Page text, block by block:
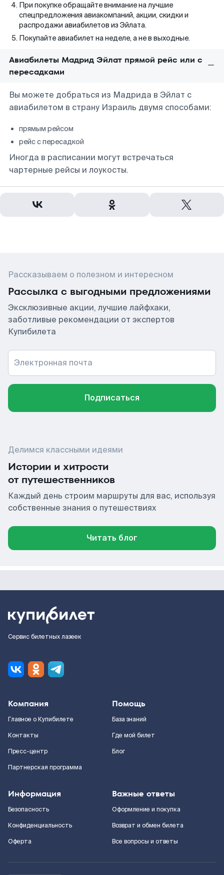
При покупке обращайте внимание на лучшие
спецпредложения авиакомпаний, акции, скидки и
распродажи авиабилетов из Эйлата.
Покупайте авиабилет на неделе, а не в выходные.
Авиабилеты Мадрид Эйлат прямой рейс или с
пересадками
Вы можете добраться из Мадрида в Эйлат с
авиабилетом в страну Израиль двумя способами:
прямым рейсом
рейс с пересадкой
Иногда в расписании могут встречаться
чартерные рейсы и лоукосты.
Рассказываем о полезном и интересном
Рассылка с выгодными предложениями
Эксклюзивные акции, лучшие лайфхаки,
заботливые рекомендации от экспертов
Купибилета
Электронная почта
Подписаться
Делимся классными идеями
Истории и хитрости
от путешественников
Каждый день строим маршруты для вас, используя
собственные знания о путешествиях
Читать блог
Сервис билетных лазеек
Компания
Главное о Купибилете
Контакты
Пресс-центр
Партнерская программа
Помощь
База знаний
Где мой билет
Блог
Информация
Безопасность
Конфиденциальность
Оферта
Важные ответы
Оформление и покупка
Возврат и обмен билета
Все вопросы и ответы